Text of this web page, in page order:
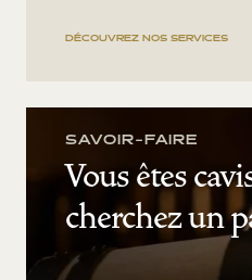
DÉCOUVREZ NOS SERVICES
SAVOIR-FAIRE
Vous êtes
cherchez un